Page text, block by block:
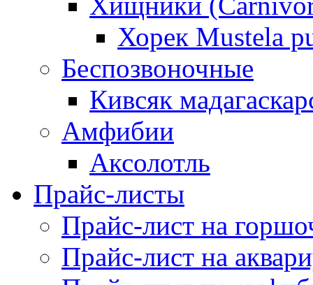
Хорек Mustela
Беспозвоночные
Кивсяк
Амфибии
Аксолотль
Прайс-листы
Прайс-лист на
Прайс-лист на